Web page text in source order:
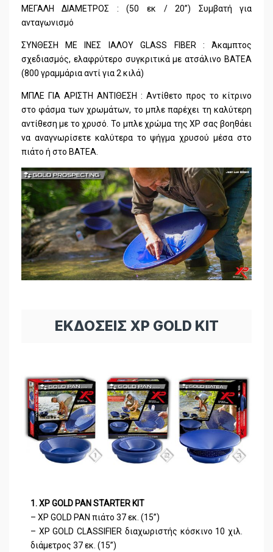
ΜΕΓΑΛΗ ΔΙΑΜΕΤΡΟΣ : (50 εκ / 20’’) Συμβατή για
ανταγωνισμό
ΣΥΝΘΕΣΗ ΜΕ ΙΝΕΣ ΙΑΛΟΥ GLASS FIBER : Άκαμπτος
σχεδιασμός, ελαφρύτερο συγκριτικά με ατσάλινο BATEA
(800 γραμμάρια αντί για 2 κιλά)
ΜΠΛΕ ΓΙΑ ΑΡΙΣΤΗ ΑΝΤΙΘΕΣΗ : Αντίθετο προς το κίτρινο
στο φάσμα των χρωμάτων, το μπλε παρέχει τη καλύτερη
αντίθεση με το χρυσό. Το μπλε χρώμα της XP σας βοηθάει
να αναγνωρίσετε καλύτερα το ψήγμα χρυσού μέσα στο
πιάτο ή στο BATEA.
ΕΚΔΟΣΕΙΣ XP GOLD KIT
1. XP GOLD PAN STARTER KIT
– XP GOLD PAN πιάτο 37 εκ. (15’’)
– XP GOLD CLASSIFIER διαχωριστής κόσκινο 10 χιλ.
διάμετρος 37 εκ. (15’’)